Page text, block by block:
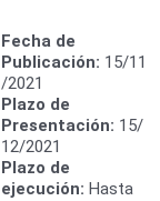
Fecha de
Publicación: 15/11
/2021
Plazo de
Presentación: 15/
12/2021
Plazo de
ejecución: Hasta